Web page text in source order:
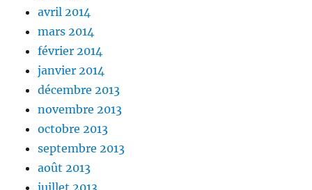
avril 2014
mars 2014
février 2014
janvier 2014
décembre 2013
novembre 2013
octobre 2013
septembre 2013
août 2013
juillet 2013